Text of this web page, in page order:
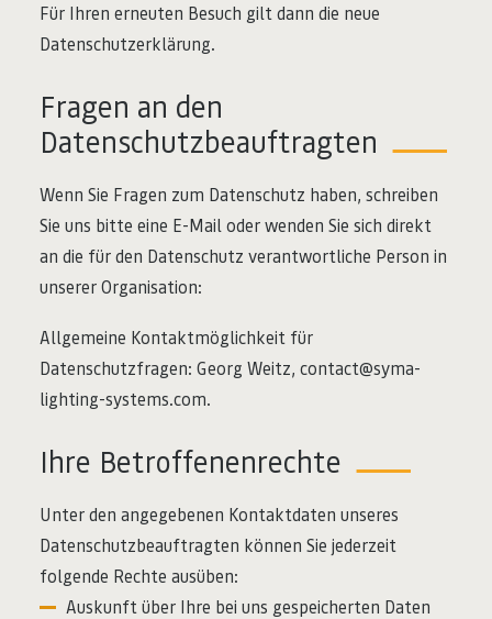
Für Ihren erneuten Besuch gilt dann die neue
Datenschutzerklärung.
Fragen an den
Datenschutzbeauftragten
Wenn Sie Fragen zum Datenschutz haben, schreiben
Sie uns bitte eine E-Mail oder wenden Sie sich direkt
an die für den Datenschutz verantwortliche Person in
unserer Organisation:
Allgemeine Kontaktmöglichkeit für
Datenschutzfragen: Georg Weitz, contact@syma-
lighting-systems.com.
Ihre Betroffenenrechte
Unter den angegebenen Kontaktdaten unseres
Datenschutzbeauftragten können Sie jederzeit
folgende Rechte ausüben:
Auskunft über Ihre bei uns gespeicherten Daten